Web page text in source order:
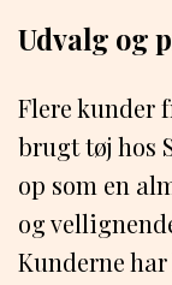
Udvalg og
Flere kunder
brugt tøj hos
op som en
og
Kunderne